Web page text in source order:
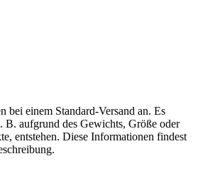
bei einem Standard-Versand an. Es
B. aufgrund des Gewichts, Größe oder
entstehen. Diese Informationen findest